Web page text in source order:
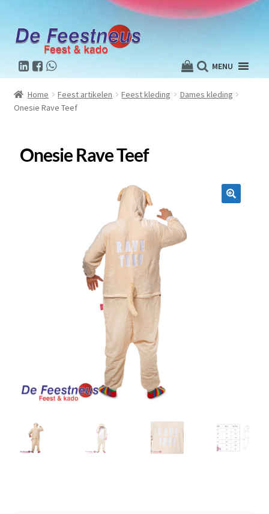
MENU
Home Feest artikelen Feest kleding
Dames kleding
Onesie Rave Teef
Onesie Rave Teef